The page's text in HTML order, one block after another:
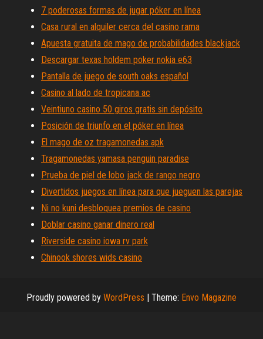
7 poderosas formas de jugar póker en línea
Casa rural en alquiler cerca del casino rama
Apuesta gratuita de mago de probabilidades blackjack
Descargar texas holdem poker nokia e63
Pantalla de juego de south oaks español
Casino al lado de tropicana ac
Veintiuno casino 50 giros gratis sin depósito
Posición de triunfo en el póker en línea
El mago de oz tragamonedas apk
Tragamonedas yamasa penguin paradise
Prueba de piel de lobo jack de rango negro
Divertidos juegos en línea para que jueguen las parejas
Ni no kuni desbloquea premios de casino
Doblar casino ganar dinero real
Riverside casino iowa rv park
Chinook shores wids casino
Proudly powered by WordPress | Theme: Envo Magazine